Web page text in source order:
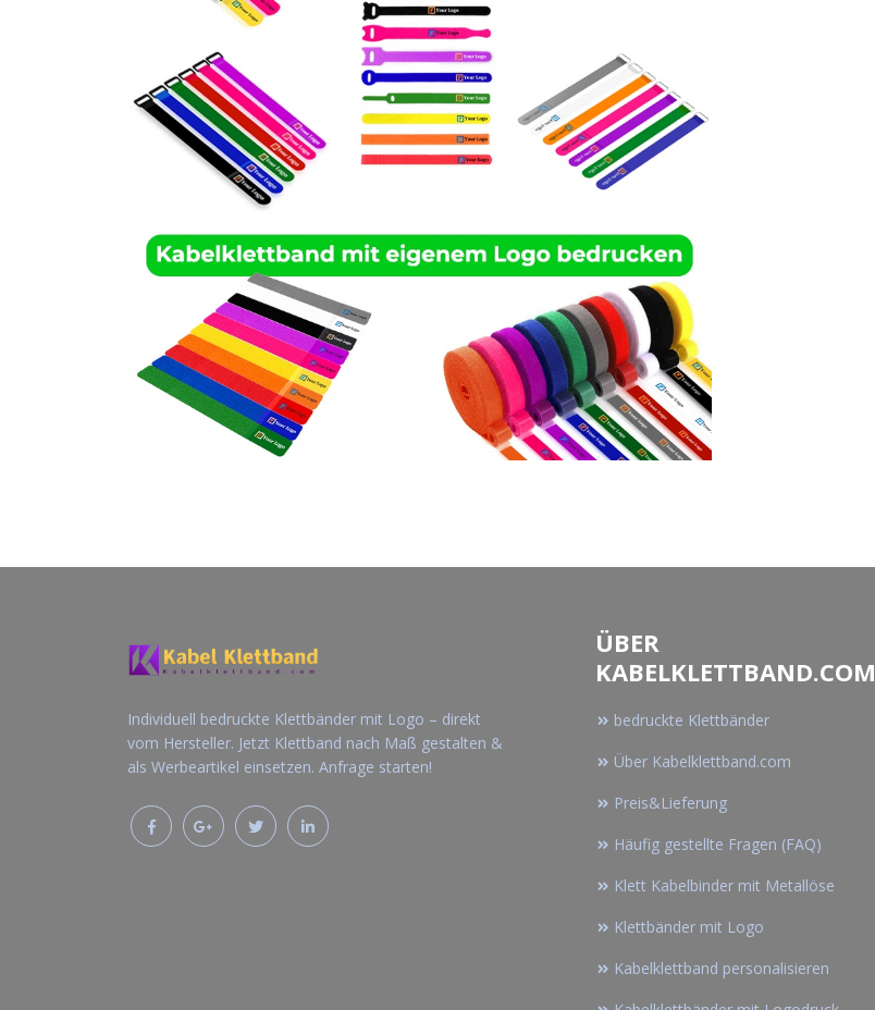
Individuell bedruckte Klettbänder mit Logo – direkt
vom Hersteller. Jetzt Klettband nach Maß gestalten &
als Werbeartikel einsetzen. Anfrage starten!
ÜBER
KABELKLETTBAND.COM
bedruckte Klettbänder
Über Kabelklettband.com
Preis&Lieferung
Häufig gestellte Fragen (FAQ)
Klett Kabelbinder mit Metallöse
Klettbänder mit Logo
Kabelklettband personalisieren